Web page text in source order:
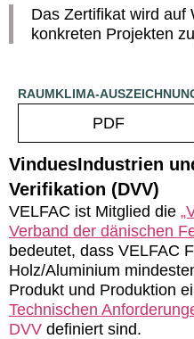
Das Zertifikat wird auf
konkreten Projekten
RAUMKLIMA-
PDF
VinduesIndustrien
Verifikation (DVV)
VELFAC ist Mitglied die
Verband der dänischen
bedeutet, dass VELFAC
Holz/Aluminium
Produkt und Produktion
Technischen
DVV definiert sind.